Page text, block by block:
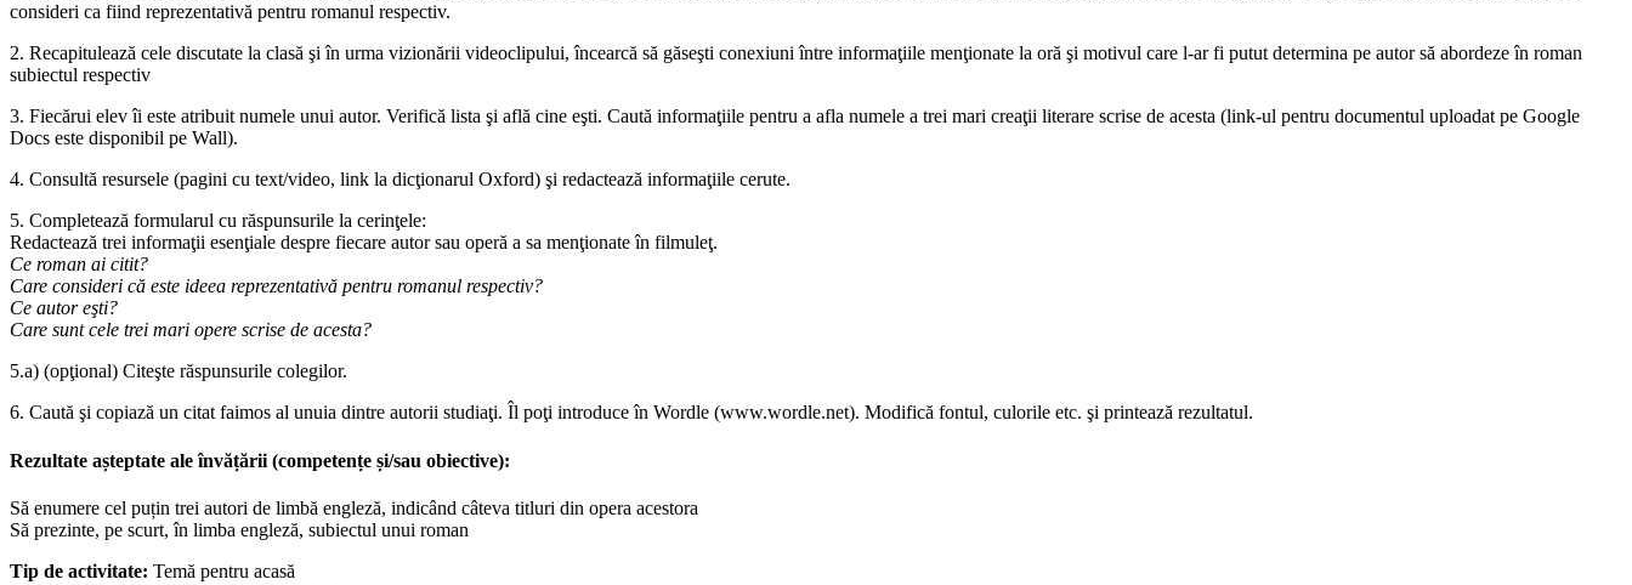
consideri ca fiind reprezentativă pentru romanul respectiv.
2. Recapitulează cele discutate la clasă şi în urma vizionării videoclipului, încearcă să găseşti conexiuni între informaţiile menţionate la oră şi motivul care l-ar fi putut determina pe autor să abordeze în roman
subiectul respectiv
3. Fiecărui elev îi este atribuit numele unui autor. Verifică lista şi află cine eşti. Caută informaţiile pentru a afla numele a trei mari creaţii literare scrise de acesta (link-ul pentru documentul uploadat pe Google
Docs este disponibil pe Wall).
4. Consultă resursele (pagini cu text/video, link la dicţionarul Oxford) şi redactează informaţiile cerute.
5. Completează formularul cu răspunsurile la cerinţele:
Redactează trei informaţii esenţiale despre fiecare autor sau operă a sa menţionate în filmuleţ.
Ce roman ai citit?
Care consideri că este ideea reprezentativă pentru romanul respectiv?
Ce autor eşti?
Care sunt cele trei mari opere scrise de acesta?
5.a) (opţional) Citeşte răspunsurile colegilor.
6. Caută şi copiază un citat faimos al unuia dintre autorii studiaţi. Îl poţi introduce în Wordle (www.wordle.net). Modifică fontul, culorile etc. şi printează rezultatul.
Rezultate așteptate ale învățării (competențe și/sau obiective):
Să enumere cel puțin trei autori de limbă engleză, indicând câteva titluri din opera acestora
Să prezinte, pe scurt, în limba engleză, subiectul unui roman
Tip de activitate: Temă pentru acasă